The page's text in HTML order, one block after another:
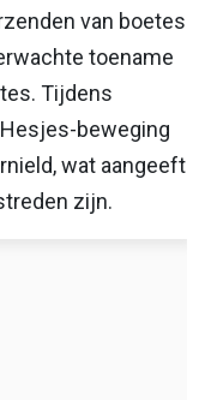
van boetes
toename
Tijdens
beweging
wat aangeeft
zijn.